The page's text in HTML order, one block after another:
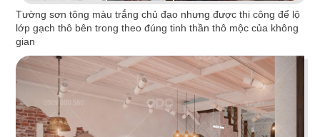
PHÊ LA
Dự án mới nhất của chúng tôi, Phê La - Biên Hòa
Chi tiết
Tường sơn tông màu trắng chủ đạo nhưng được thi công để lộ
lớp gạch thô bên trong theo đúng tinh thần thô mộc của không
gian